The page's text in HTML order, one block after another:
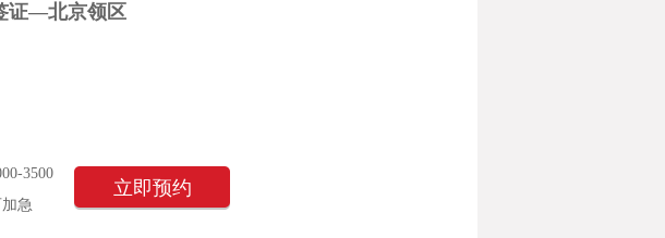
证—北京领区
3500
急
立即预约